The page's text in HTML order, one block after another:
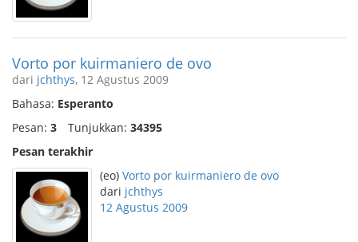
Vorto por kuirmaniero de ovo
dari jchthys, 12 Agustus 2009
Bahasa: Esperanto
Pesan: 3 Tunjukkan: 34395
Pesan terakhir
(eo) Vorto por kuirmaniero de ovo
dari jchthys
12 Agustus 2009